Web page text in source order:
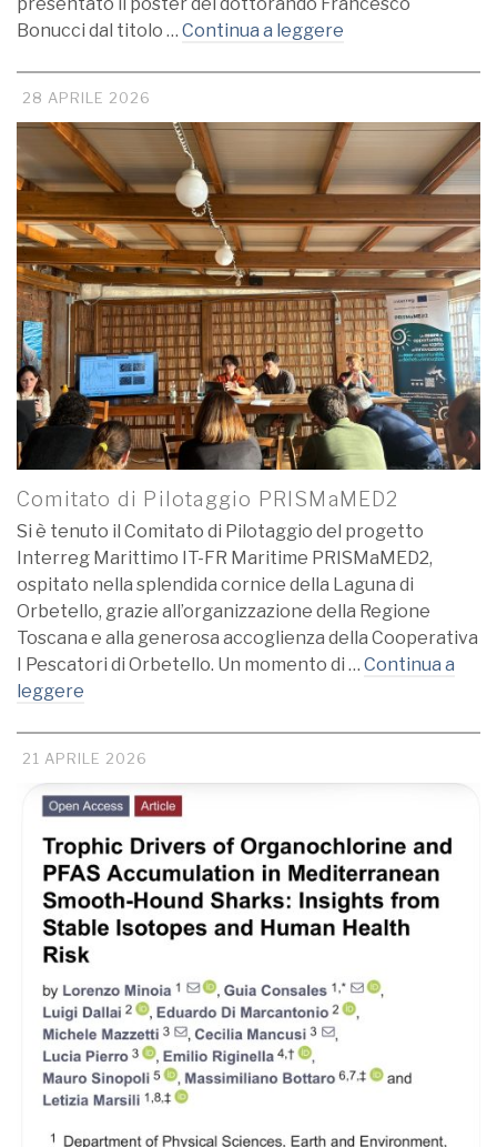
Bonucci dal titolo … Continua a leggere
28 APRILE 2026
Comitato di Pilotaggio PRISMaMED2
Si è tenuto il Comitato di Pilotaggio del progetto
Interreg Marittimo IT-FR Maritime PRISMaMED2,
ospitato nella splendida cornice della Laguna di
Orbetello, grazie all’organizzazione della Regione
Toscana e alla generosa accoglienza della Cooperativa
I Pescatori di Orbetello. Un momento di … Continua a
leggere
21 APRILE 2026